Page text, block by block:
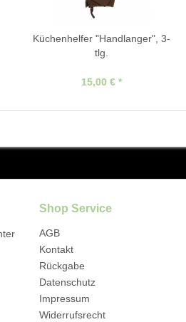
Küchenhelfer "Handlanger", 3-
tlg.
15,00 € *
Shop Service
AGB
Kontakt
Rückgabe
Datenschutz
Impressum
Widerrufsrecht